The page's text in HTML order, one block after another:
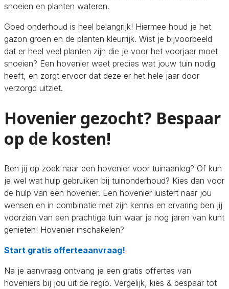
snoeien en planten wateren.
Goed onderhoud is heel belangrijk! Hiermee houd je het
gazon groen en de planten kleurrijk. Wist je bijvoorbeeld
dat er heel veel planten zijn die je voor het voorjaar moet
snoeien? Een hovenier weet precies wat jouw tuin nodig
heeft, en zorgt ervoor dat deze er het hele jaar door
verzorgd uitziet.
Hovenier gezocht? Bespaar
op de kosten!
Ben jij op zoek naar een hovenier voor tuinaanleg? Of kun
je wel wat hulp gebruiken bij tuinonderhoud? Kies dan voor
de hulp van een hovenier. Een hovenier luistert naar jou
wensen en in combinatie met zijn kennis en ervaring ben jij
voorzien van een prachtige tuin waar je nog jaren van kunt
genieten! Hovenier inschakelen?
Start gratis offerteaanvraag!
Na je aanvraag ontvang je een gratis offertes van
hoveniers bij jou uit de regio. Vergelijk, kies & bespaar tot